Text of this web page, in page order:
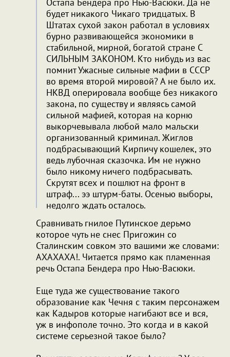
будет никакого Чикаго тридцатых. В
Штатах сухой закон работал в условиях
бурно развивающейся экономики в
стабильной, мирной, богатой стране С
СИЛЬНЫМ ЗАКОНОМ. Кто нибудь из вас
помнит Ужасные сильные мафии в СССР
во время второй мировой? А не было их.
НКВД оперировала вообще без никакого
закона, по существу и являясь самой
сильной мафией, которая на корню
выкорчевывала любой мало мальски
организованный криминал. Жиглов
подбрасывающий Кирпичу кошелек, это
ведь лубочная сказочка. Им не нужно
было никому ничего подбрасывать.
Скрутят всех и пошлют на фронт в
штраф... ээ штурм-баты. Осенью выборы,
недолго ждать осталось.
Сравнивать гнилое Путинское дерьмо
которое чуть не снес Пригожин со
Сталинским совком это вашими же словами:
АХАХАХА!. Читается прямо как пламенная
речь Остапа Бендера про Нью-Васюки.
Еще туда же существование такого
образование как Чечня с таким персонажем
как Кадыров которые нагибают все и вся,
уж в инфополе точно. Это когда и в какой
системе серьезной такое было?